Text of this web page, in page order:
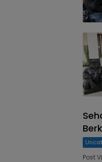
Post